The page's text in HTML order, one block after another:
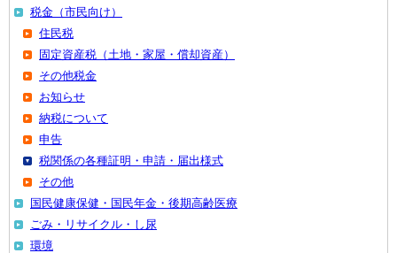
税金（市民向け）
住民税
固定資産税（土地・家屋・償却資産）
その他税金
お知らせ
納税について
申告
税関係の各種証明・申請・届出様式
その他
国民健康保健・国民年金・後期高齢医療
ごみ・リサイクル・し尿
環境